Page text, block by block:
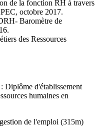
de la fonction RH à travers
octobre 2017.
- Baromètre de
des Ressources
Diplôme d'établissement
humaines en
de l'emploi (315m)